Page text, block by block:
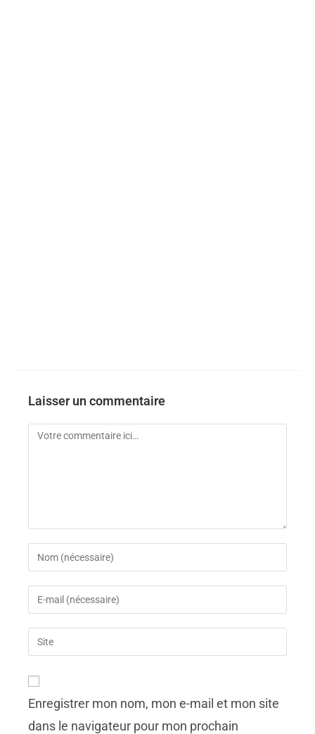
Laisser un commentaire
Enregistrer mon nom, mon e-mail et mon site
dans le navigateur pour mon prochain